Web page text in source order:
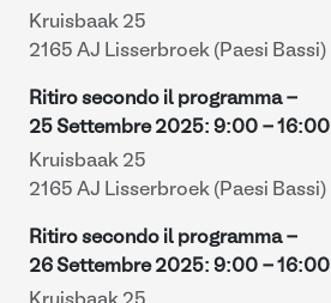
Kruisbaak 25
2165 AJ Lisserbroek (Paesi Bassi)
Ritiro secondo il programma -
25 Settembre 2025: 9:00 - 16:00
Kruisbaak 25
2165 AJ Lisserbroek (Paesi Bassi)
Ritiro secondo il programma -
26 Settembre 2025: 9:00 - 16:00